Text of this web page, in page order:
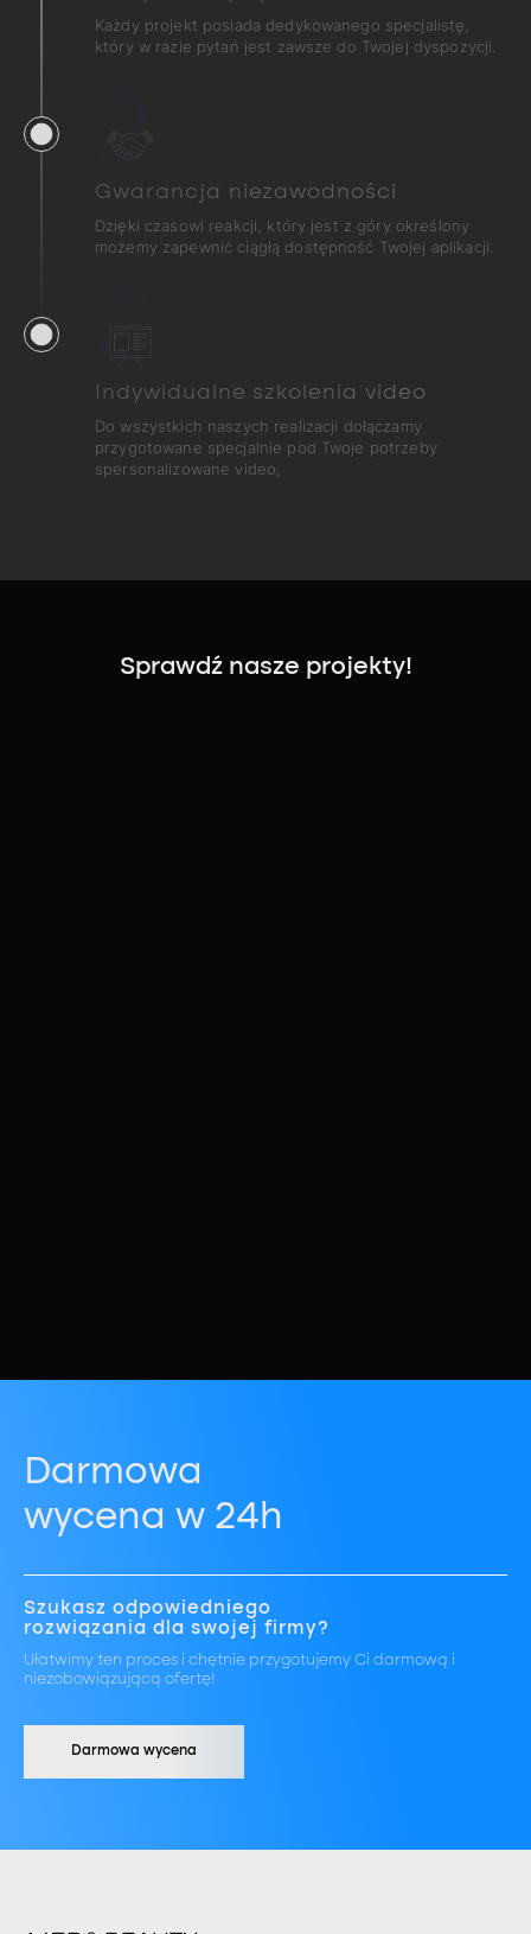
Każdy projekt posiada dedykowanego specjalistę,
który w razie pytań jest zawsze do Twojej dyspozycji.
Gwarancja niezawodności
Dzięki czasowi reakcji, który jest z góry określony
możemy zapewnić ciągłą dostępność Twojej aplikacji.
Indywidualne szkolenia video
Do wszystkich naszych realizacji dołączamy
przygotowane specjalnie pod Twoje potrzeby
spersonalizowane video,
Sprawdź nasze projekty!
Darmowa
wycena w 24h
Szukasz odpowiedniego
rozwiązania dla swojej firmy?
Ułatwimy ten proces i chętnie przygotujemy Ci darmową i
niezobowiązującą ofertę!
Darmowa wycena